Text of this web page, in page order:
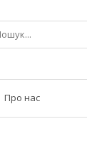
Про нас